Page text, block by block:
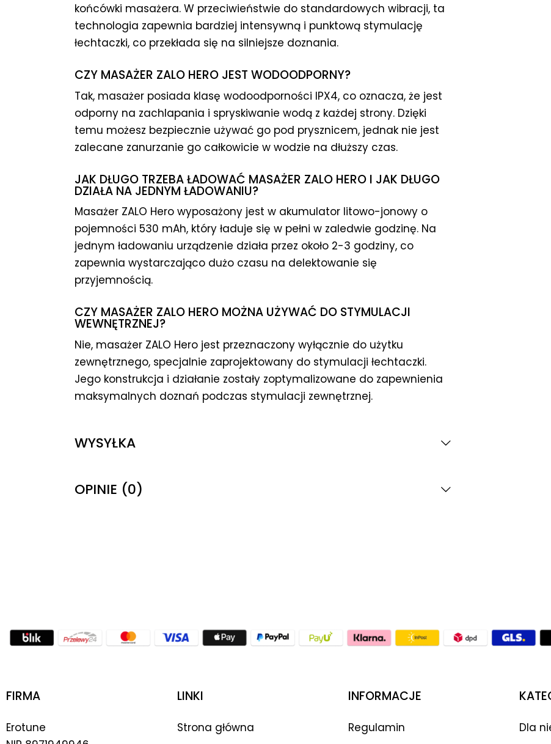
końcówki masażera. W przeciwieństwie do standardowych wibracji, ta
technologia zapewnia bardziej intensywną i punktową stymulację
łechtaczki, co przekłada się na silniejsze doznania.
CZY MASAŻER ZALO HERO JEST WODOODPORNY?
Tak, masażer posiada klasę wodoodporności IPX4, co oznacza, że jest
odporny na zachlapania i spryskiwanie wodą z każdej strony. Dzięki
temu możesz bezpiecznie używać go pod prysznicem, jednak nie jest
zalecane zanurzanie go całkowicie w wodzie na dłuższy czas.
JAK DŁUGO TRZEBA ŁADOWAĆ MASAŻER ZALO HERO I JAK DŁUGO
DZIAŁA NA JEDNYM ŁADOWANIU?
Masażer ZALO Hero wyposażony jest w akumulator litowo-jonowy o
pojemności 530 mAh, który ładuje się w pełni w zaledwie godzinę. Na
jednym ładowaniu urządzenie działa przez około 2-3 godziny, co
zapewnia wystarczająco dużo czasu na delektowanie się
przyjemnością.
CZY MASAŻER ZALO HERO MOŻNA UŻYWAĆ DO STYMULACJI
WEWNĘTRZNEJ?
Nie, masażer ZALO Hero jest przeznaczony wyłącznie do użytku
zewnętrznego, specjalnie zaprojektowany do stymulacji łechtaczki.
Jego konstrukcja i działanie zostały zoptymalizowane do zapewnienia
maksymalnych doznań podczas stymulacji zewnętrznej.
WYSYŁKA
OPINIE (0)
FIRMA
Erotune
LINKI
Strona główna
INFORMACJE
Regulamin Dla